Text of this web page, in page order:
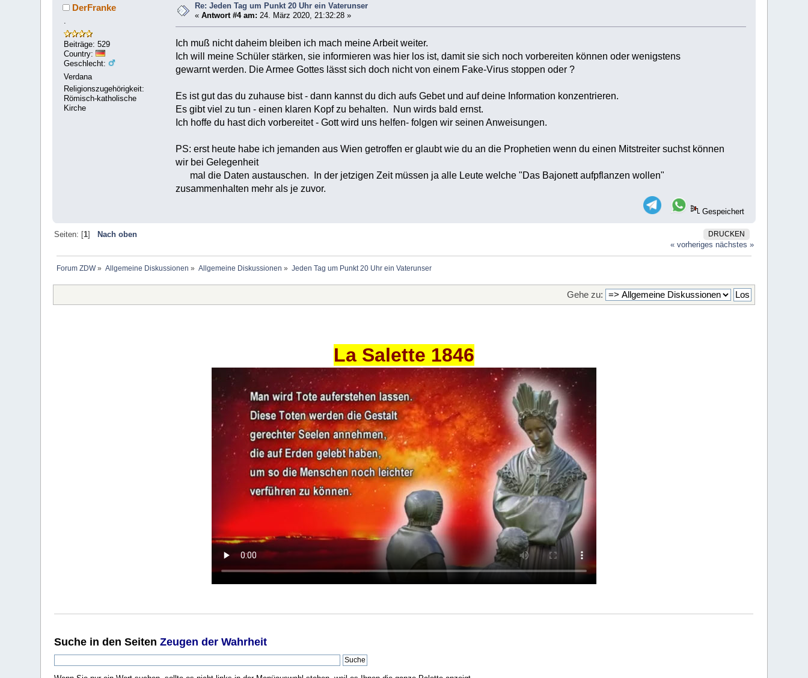
DerFranke
.
Beiträge: 529
Country:
Geschlecht:
Verdana
Religionszugehörigkeit:
Römisch-katholische
Kirche
Re: Jeden Tag um Punkt 20 Uhr ein Vaterunser
«Antwort #4 am: 24. März 2020, 21:32:28 »
Ich muß nicht daheim bleiben ich mach meine Arbeit weiter.
Ich will meine Schüler stärken, sie informieren was hier los ist, damit sie sich noch vorbereiten können oder wenigstens
gewarnt werden. Die Armee Gottes lässt sich doch nicht von einem Fake-Virus stoppen oder ?
Es ist gut das du zuhause bist - dann kannst du dich aufs Gebet und auf deine Information konzentrieren.
Es gibt viel zu tun - einen klaren Kopf zu behalten. Nun wirds bald ernst.
Ich hoffe du hast dich vorbereitet - Gott wird uns helfen- folgen wir seinen Anweisungen.
PS: erst heute habe ich jemanden aus Wien getroffen er glaubt wie du an die Prophetien wenn du einen Mitstreiter suchst können
wir bei Gelegenheit
mal die Daten austauschen. In der jetzigen Zeit müssen ja alle Leute welche "Das Bajonett aufpflanzen wollen"
zusammenhalten mehr als je zuvor.
Gespeichert
DRUCKEN
Seiten: [1]
Nach oben
« vorheriges nächstes »
Forum ZDW» Allgemeine Diskussionen » Allgemeine Diskussionen » Jeden Tag um Punkt 20 Uhr ein Vaterunser
Gehe zu:
La Salette 1846
Suche in den SeitenZeugen der Wahrheit